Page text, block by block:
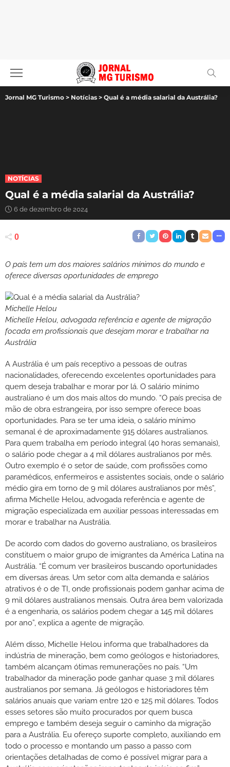
Jornal MG Turismo > Notícias > Qual é a média salarial da Austrália?
NOTÍCIAS
Qual é a média salarial da Austrália?
6 de dezembro de 2024
0
O país tem um dos maiores salários mínimos do mundo e
oferece diversas oportunidades de emprego
Michelle Helou
Michelle Helou, advogada referência e agente de migração
focada em profissionais que desejam morar e trabalhar na
Austrália
A Austrália é um país receptivo a pessoas de outras
nacionalidades, oferecendo excelentes oportunidades para
quem deseja trabalhar e morar por lá. O salário mínimo
australiano é um dos mais altos do mundo. “O país precisa de
mão de obra estrangeira, por isso sempre oferece boas
oportunidades. Para se ter uma ideia, o salário mínimo
semanal é de aproximadamente 915 dólares australianos.
Para quem trabalha em período integral (40 horas semanais),
o salário pode chegar a 4 mil dólares australianos por mês.
Outro exemplo é o setor de saúde, com profissões como
paramédicos, enfermeiros e assistentes sociais, onde o salário
médio gira em torno de 9 mil dólares australianos por mês”,
afirma Michelle Helou, advogada referência e agente de
migração especializada em auxiliar pessoas interessadas em
morar e trabalhar na Austrália.
De acordo com dados do governo australiano, os brasileiros
constituem o maior grupo de imigrantes da América Latina na
Austrália. “É comum ver brasileiros buscando oportunidades
em diversas áreas. Um setor com alta demanda e salários
atrativos é o de TI, onde profissionais podem ganhar acima de
9 mil dólares australianos mensais. Outra área bem valorizada
é a engenharia, os salários podem chegar a 145 mil dólares
por ano”, explica a agente de migração.
Além disso, Michelle Helou informa que trabalhadores da
indústria de mineração, bem como geólogos e historiadores,
também alcançam ótimas remunerações no país. “Um
trabalhador da mineração pode ganhar quase 3 mil dólares
australianos por semana. Já geólogos e historiadores têm
salários anuais que variam entre 120 e 125 mil dólares. Todos
esses setores são muito procurados por quem busca
emprego e também deseja seguir o caminho da migração
para a Austrália. Eu ofereço suporte completo, auxiliando em
todo o processo e montando um passo a passo com
orientações detalhadas de como é possível migrar para a